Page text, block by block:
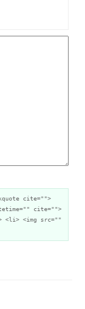
cite="">
cite="">
<li> <img src=""